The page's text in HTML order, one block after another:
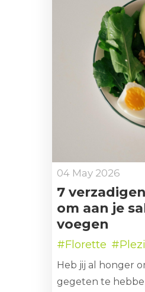
04 May 2026
7
om aan je
voegen
#Florette
Heb jij al honger
gegeten te